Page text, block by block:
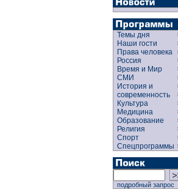
Темы дня
Наши гости
Права человека
Россия
Время и Мир
СМИ
История и
современность
Культура
Медицина
Образование
Религия
Спорт
Спецпрограммы
подробный запрос